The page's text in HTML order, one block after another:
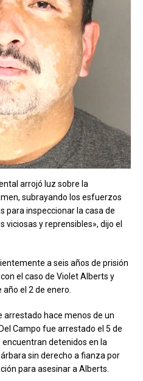
arrojó luz sobre la
subrayando los esfuerzos
para inspeccionar la casa de
viciosas y reprensibles», dijo el
a seis años de prisión
el caso de Violet Alberts y
el 2 de enero.
hace menos de un
Campo fue arrestado el 5 de
detenidos en la
sin derecho a fianza por
para asesinar a Alberts.